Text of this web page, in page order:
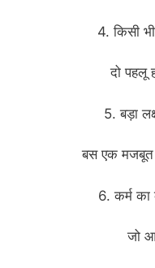
4. किसी
दो पहलू
5. बड़ा
बस एक मजबूत
6. कर्म का
जो